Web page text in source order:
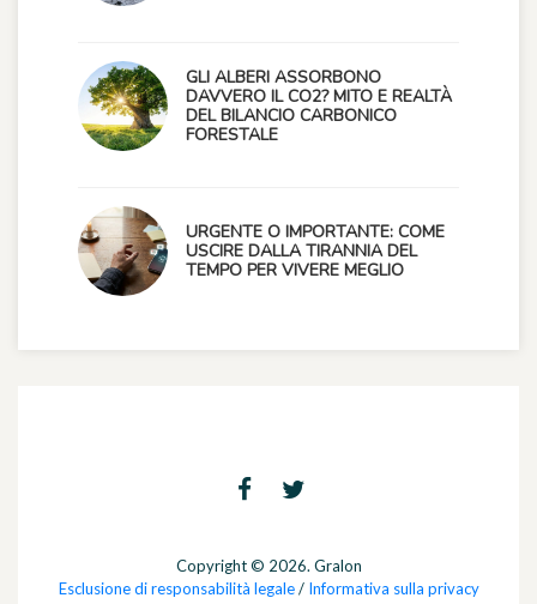
GLI ALBERI ASSORBONO
DAVVERO IL CO2? MITO E REALTÀ
DEL BILANCIO CARBONICO
FORESTALE
URGENTE O IMPORTANTE: COME
USCIRE DALLA TIRANNIA DEL
TEMPO PER VIVERE MEGLIO
Copyright © 2026. Gralon
Esclusione di responsabilità legale/ Informativa sulla privacy